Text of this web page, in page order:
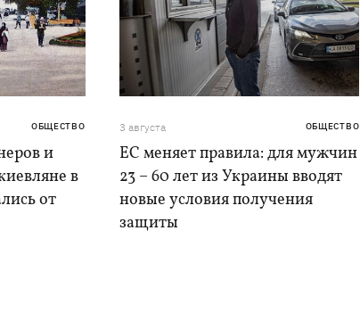
ОБЩЕСТВО
и
в
от
3 августа ОБЩЕСТВО
ЕС меняет правила: для мужчин
23 – 60 лет из Украины вводят
новые условия получения
защиты